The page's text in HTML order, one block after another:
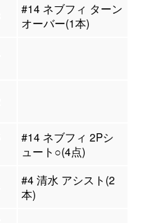
#14 ネブフィ ターン
オーバー(1本)
#14 ネブフィ 2Pシ
ュート○(4点)
#4 清水 アシスト(2
本)